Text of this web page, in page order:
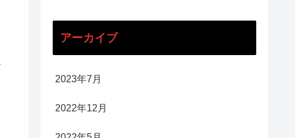
アーカイブ
2023年7月
2022年12月